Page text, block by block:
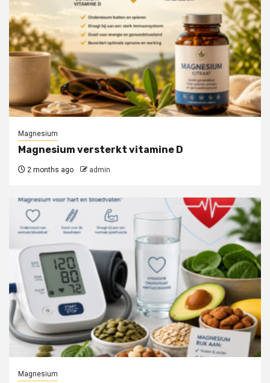
Magnesium
Magnesium versterkt vitamine D
2 months ago admin
Magnesium